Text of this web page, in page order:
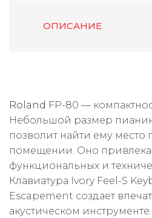
ОПИСАНИЕ
Roland FP-80 —
Небольшой размер
позволит найти ему место
помещении. Оно
функциональных и
Клавиатура Ivory Feel-S
Escapement создает
акустическом